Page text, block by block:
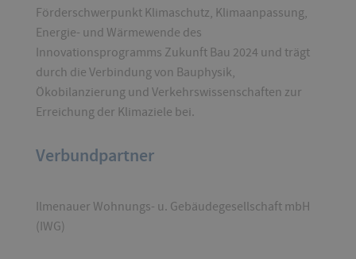
Förderschwerpunkt Klimaschutz, Klimaanpassung,
Energie- und Wärmewende des
Innovationsprogramms Zukunft Bau 2024 und trägt
durch die Verbindung von Bauphysik,
Ökobilanzierung und Verkehrswissenschaften zur
Erreichung der Klimaziele bei.
Verbundpartner
Ilmenauer Wohnungs- u. Gebäudegesellschaft mbH
(IWG)